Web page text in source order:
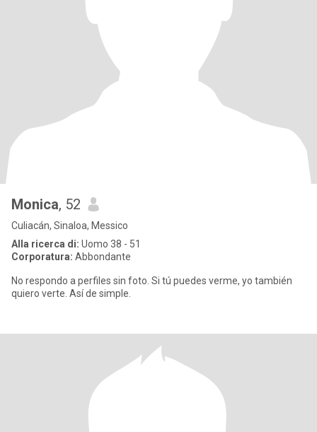
Monica, 52
Culiacán, Sinaloa, Messico
Alla ricerca di: Uomo 38 - 51
Corporatura: Abbondante
No respondo a perfiles sin foto. Si tú puedes verme, yo también
quiero verte. Así de simple.